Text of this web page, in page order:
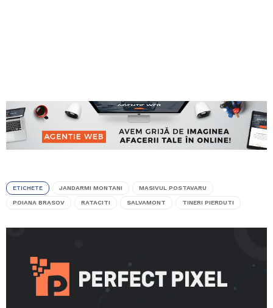
ETICHETE JANDARMI MONTANI MASIVUL POSTAVARU
POIANA BRASOV RATACITI SALVAMONT TINERI PIERDUTI